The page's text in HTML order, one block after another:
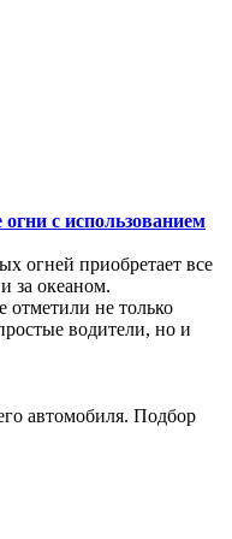
с использованием
огней приобретает все
за океаном.
отметили не только
водители, но и
автомобиля. Подбор